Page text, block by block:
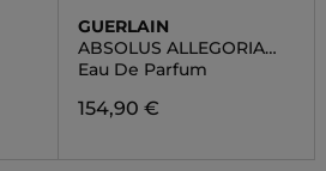
GUERLAIN
ABSOLUS ALLEGORIA
FLORABLOOM
Eau De Parfum
154,90 €